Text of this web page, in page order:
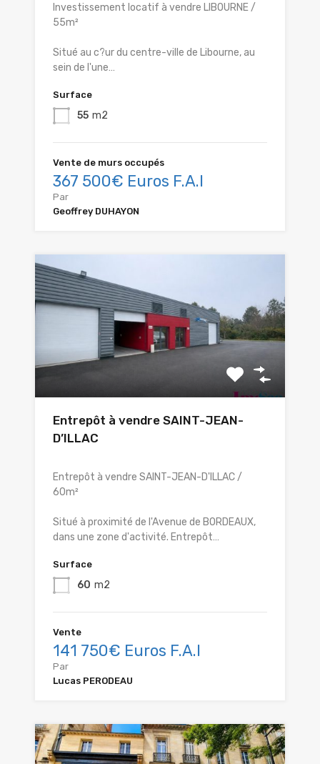
Investissement locatif à vendre LIBOURNE /
55m²
Situé au c?ur du centre-ville de Libourne, au
sein de l'une…
Surface
55 m2
Vente de murs occupés
367 500€ Euros F.A.I
Par
Geoffrey DUHAYON
Entrepôt à vendre SAINT-JEAN-
D’ILLAC
Entrepôt à vendre SAINT-JEAN-D'ILLAC /
60m²
Situé à proximité de l'Avenue de BORDEAUX,
dans une zone d'activité. Entrepôt…
Surface
60 m2
Vente
141 750€ Euros F.A.I
Par
Lucas PERODEAU